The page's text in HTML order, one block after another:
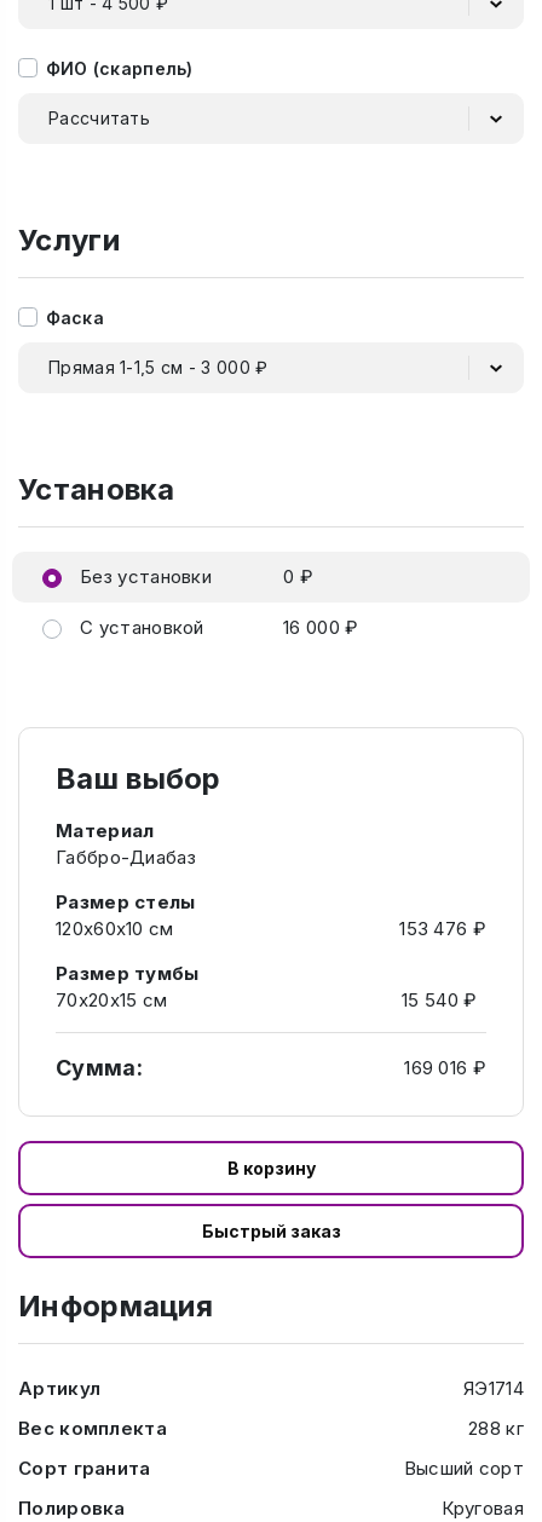
ФИО (скарпель)
Рассчитать
Услуги
Фаска
Прямая 1-1,5 см - 3 000 ₽
Установка
Без установки 0 ₽
С установкой 16 000 ₽
Ваш выбор
Материал
Габбро-Диабаз
Размер стелы
120х60х10 см
153 476 ₽
Размер тумбы
70х20х15 см
15 540 ₽
Сумма: 169 016 ₽
В корзину
Быстрый заказ
Информация
Артикул
ЯЭ1714
Вес комплекта
288 кг
Сорт гранита
Высший сорт
Полировка
Круговая